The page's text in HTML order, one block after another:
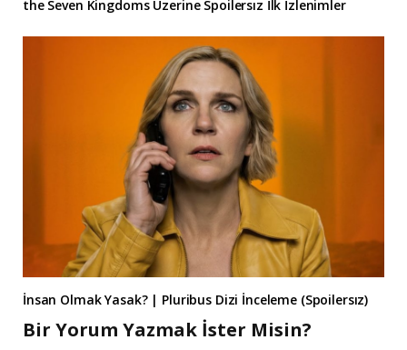
the Seven Kingdoms Üzerine Spoilersız İlk İzlenimler
İnsan Olmak Yasak? | Pluribus Dizi İnceleme (Spoilersız)
Bir Yorum Yazmak İster Misin?